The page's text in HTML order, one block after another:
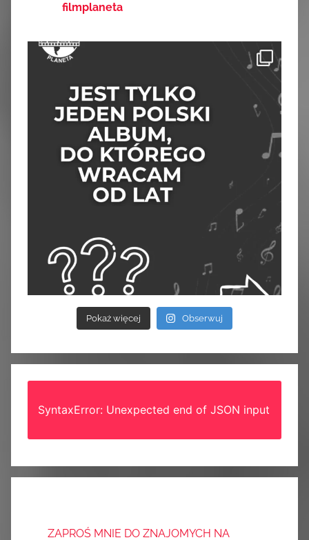
filmplaneta
Pokaż więcej Obserwuj
SyntaxError: Unexpected end of JSON input
ZAPROŚ MNIE DO ZNAJOMYCH NA